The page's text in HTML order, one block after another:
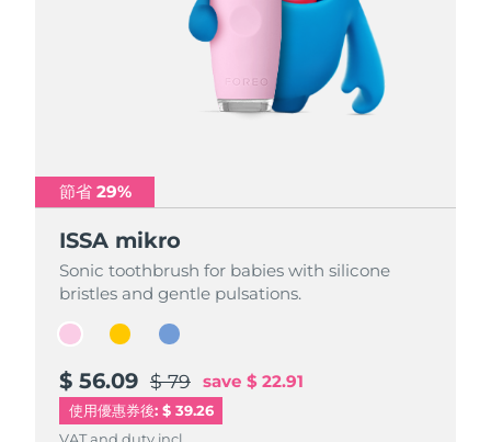
節省 29%
ISSA mikro
Sonic toothbrush for babies with silicone
bristles and gentle pulsations.
$ 56.09 $ 79 save $ 22.91
使用優惠券後: $ 39.26
VAT and duty incl.
節省 29%
ISSA mikro
Sonic toothbrush for babies with silicone
bristles and gentle pulsations.
$ 56.09 $ 79 save $ 22.91
VAT and duty incl.
節省 29%
ISSA mikro
Sonic toothbrush for babies with silicone
bristles and gentle pulsations.
$ 56.09 $ 79 save $ 22.91
VAT and duty incl.